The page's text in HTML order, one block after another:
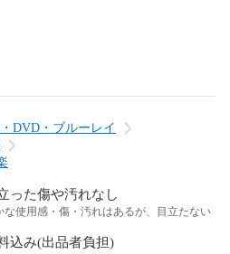
DVD・ブルーレイ
った傷や汚れなし
な使用感・傷・汚れはあるが、目立たない
込み(出品者負担)